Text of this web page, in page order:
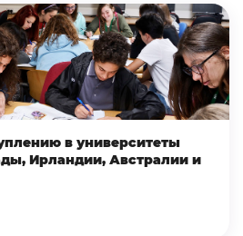
в университеты
Ирландии, Австралии и